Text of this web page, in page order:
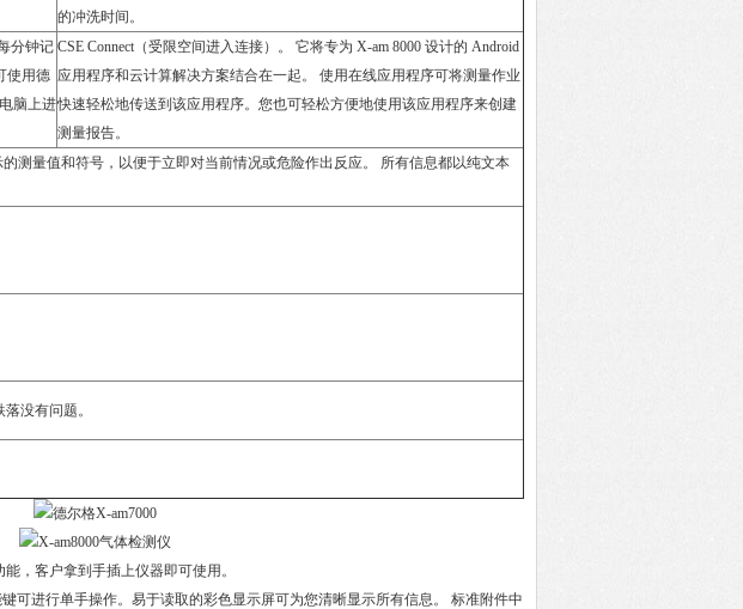
的冲洗时间。
分钟记
使用德
脑上进
CSE Connect（受限空间进入连接）。 它将专为 X-am 8000 设计的 Android
应用程序和云计算解决方案结合在一起。 使用在线应用程序可将测量作业
快速轻松地传送到该应用程序。您也可轻松方便地使用该应用程序来创建
测量报告。
测量值和符号，以便于立即对当前情况或危险作出反应。 所有信息都以纯文本
没有问题。
，客户拿到手插上仪器即可使用。
可进行单手操作。易于读取的彩色显示屏可为您清晰显示所有信息。 标准附件中